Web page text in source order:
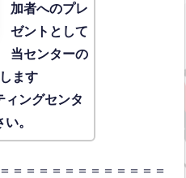
加者へのプレ
ゼントとして
当センターの
ます
ィングセンタ
。
＝＝＝＝＝＝＝＝＝＝＝＝